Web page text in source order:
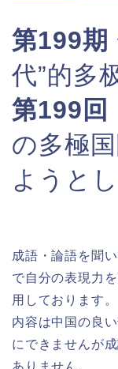
第199期
代”的多
第199回
の多極
ようと
成語・論語を聞
で自分の表現力
用しております。
内容は中国の良
にできませんが